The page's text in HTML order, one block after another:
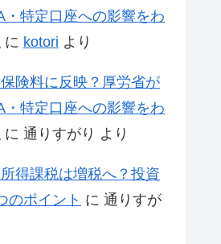
・特定口座への影響をわ
に kotori より
険料に反映？厚労省が
・特定口座への影響をわ
に 通りすがり より
得課税は増税へ？投資
のポイント に 通りすが